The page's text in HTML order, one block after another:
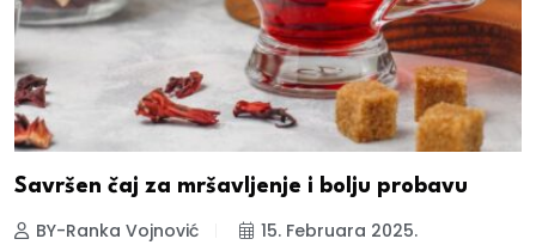
Savršen čaj za mršavljenje i bolju probavu
BY-Ranka Vojnović 15. Februara 2025.